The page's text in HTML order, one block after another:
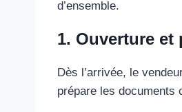
d’ensemble.
1. Ouverture
Dès l’arrivée, le
prépare les documents